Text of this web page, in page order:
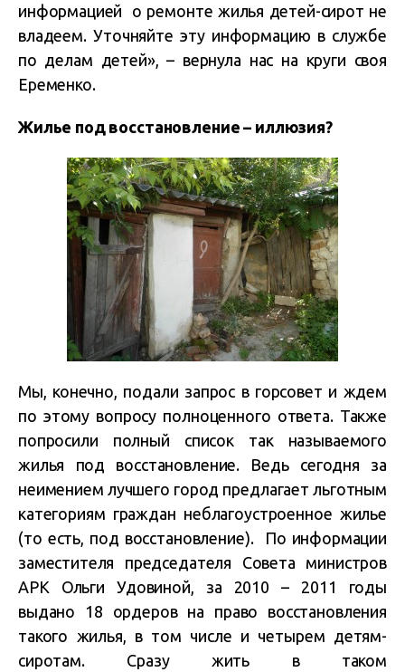
информацией о ремонте жилья детей-сирот не
владеем. Уточняйте эту информацию в службе
по делам детей», – вернула нас на круги своя
Еременко.
Жилье под восстановление – иллюзия?
Мы, конечно, подали запрос в горсовет и ждем
по этому вопросу полноценного ответа. Также
попросили полный список так называемого
жилья под восстановление. Ведь сегодня за
неимением лучшего город предлагает льготным
категориям граждан неблагоустроенное жилье
(то есть, под восстановление). По информации
заместителя председателя Совета министров
АРК Ольги Удовиной, за 2010 – 2011 годы
выдано 18 ордеров на право восстановления
такого жилья, в том числе и четырем детям-
сиротам. Сразу жить в таком